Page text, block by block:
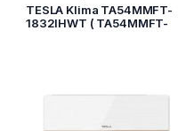
TESLA Klima TA54MMFT-
1832IHWT ( TA54MMFT-